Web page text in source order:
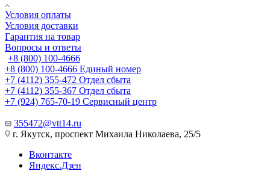
Условия оплаты
Условия доставки
Гарантия на товар
Вопросы и ответы
+8 (800) 100-4666
+8 (800) 100-4666 Единый номер
+7 (4112) 355-472 Отдел сбыта
+7 (4112) 355-367 Отдел сбыта
+7 (924) 765-70-19 Сервисный центр
355472@vtt14.ru
г. Якутск, проспект Михаила Николаева, 25/5
Вконтакте
Яндекс.Дзен